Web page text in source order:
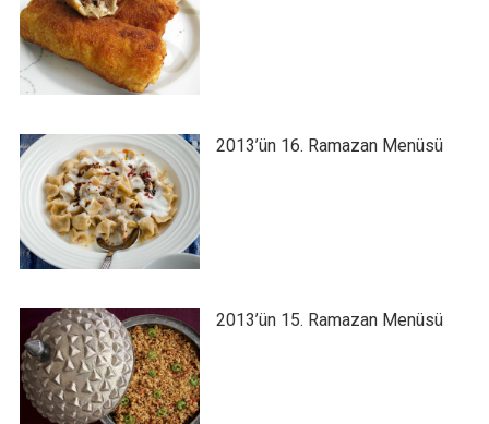
2013’ün 16. Ramazan Menüsü
2013’ün 15. Ramazan Menüsü